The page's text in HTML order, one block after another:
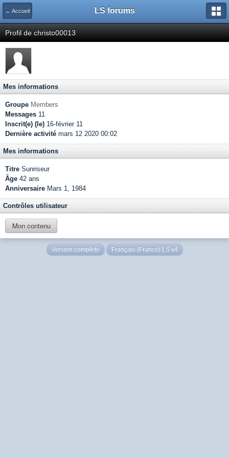
← Accueil LS forums
Profil de christo00013
Mes informations
Groupe Members
Messages 11
Inscrit(e) (le) 16-février 11
Dernière activité mars 12 2020 00:02
Mes informations
Titre Sunriseur
Âge 42 ans
Anniversaire Mars 1, 1984
Contrôles utilisateur
Mon contenu
Version complète Français (France) LS v4